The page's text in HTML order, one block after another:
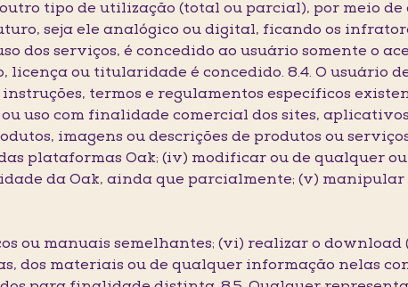
tipo de utilização (total ou parcial), por meio
seja ele analógico ou digital, ficando os
dos serviços, é concedido ao usuário somente o
ou titularidade é concedido. 8.4. O usuário
termos e regulamentos específicos
uso com finalidade comercial dos sites,
imagens ou descrições de produtos ou
plataformas Oak; (iv) modificar ou de qualquer
da Oak, ainda que parcialmente; (v) manipular
ou manuais semelhantes; (vi) realizar o
dos materiais ou de qualquer informação nelas